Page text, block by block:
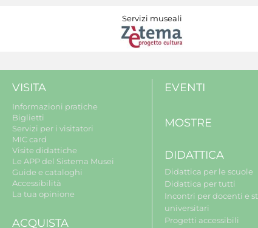
Servizi museali
VISITA
Informazioni pratiche
Biglietti
Servizi per i visitatori
MIC card
Visite didattiche
Le APP del Sistema Musei
Guide e cataloghi
Accessibilità
La tua opinione
ACQUISTA
EVENTI
MOSTRE
DIDATTICA
Didattica per le scuole
Didattica per tutti
Incontri per docenti e
universitari
Progetti accessibili